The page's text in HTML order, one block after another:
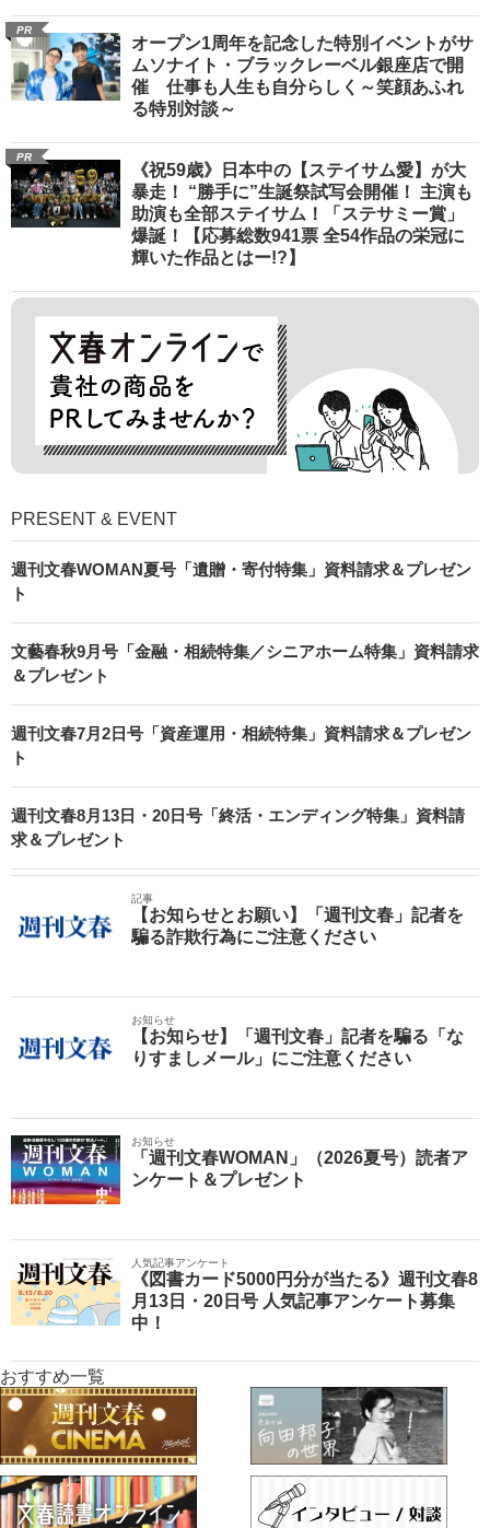
PR
オープン1周年を記念した特別イベントがサ
ムソナイト・ブラックレーベル銀座店で開
催 仕事も人生も自分らしく～笑顔あふれ
る特別対談～
PR
《祝59歳》日本中の【ステイサム愛】が大
暴走！ “勝手に”生誕祭試写会開催！ 主演も
助演も全部ステイサム！「ステサミー賞」
爆誕！【応募総数941票 全54作品の栄冠に
輝いた作品とはー!?】
PRESENT & EVENT
週刊文春WOMAN夏号「遺贈・寄付特集」資料請求＆プレゼン
ト
文藝春秋9月号「金融・相続特集／シニアホーム特集」資料請求
＆プレゼント
週刊文春7月2日号「資産運用・相続特集」資料請求＆プレゼン
ト
週刊文春8月13日・20日号「終活・エンディング特集」資料請
求＆プレゼント
記事
【お知らせとお願い】「週刊文春」記者を
騙る詐欺行為にご注意ください
お知らせ
【お知らせ】「週刊文春」記者を騙る「な
りすましメール」にご注意ください
お知らせ
「週刊文春WOMAN」（2026夏号）読者ア
ンケート＆プレゼント
人気記事アンケート
《図書カード5000円分が当たる》週刊文春8
月13日・20日号 人気記事アンケート募集
中！
おすすめ一覧